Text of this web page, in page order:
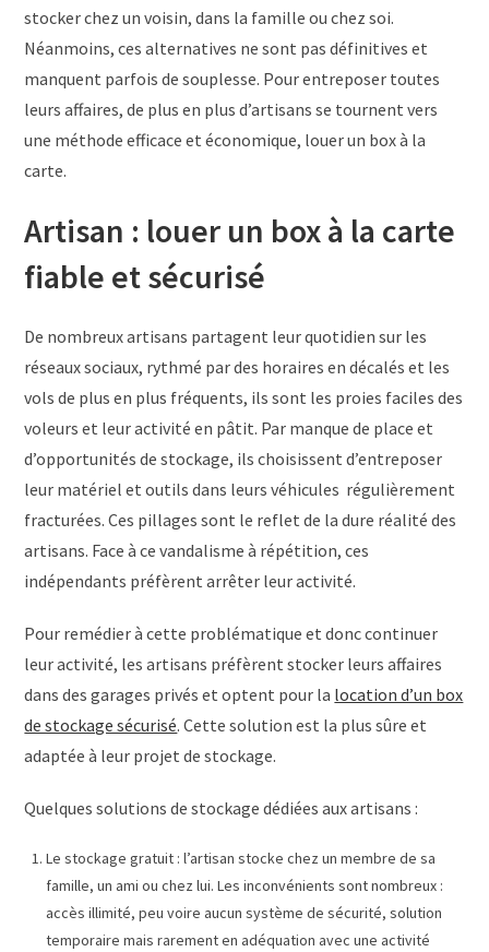
stocker chez un voisin, dans la famille ou chez soi.
Néanmoins, ces alternatives ne sont pas définitives et
manquent parfois de souplesse. Pour entreposer toutes
leurs affaires, de plus en plus d’artisans se tournent vers
une méthode efficace et économique, louer un box à la
carte.
Artisan : louer un box à la carte
fiable et sécurisé
De nombreux artisans partagent leur quotidien sur les
réseaux sociaux, rythmé par des horaires en décalés et les
vols de plus en plus fréquents, ils sont les proies faciles des
voleurs et leur activité en pâtit. Par manque de place et
d’opportunités de stockage, ils choisissent d’entreposer
leur matériel et outils dans leurs véhicules régulièrement
fracturées. Ces pillages sont le reflet de la dure réalité des
artisans. Face à ce vandalisme à répétition, ces
indépendants préfèrent arrêter leur activité.
Pour remédier à cette problématique et donc continuer
leur activité, les artisans préfèrent stocker leurs affaires
dans des garages privés et optent pour la location d’un box
de stockage sécurisé. Cette solution est la plus sûre et
adaptée à leur projet de stockage.
Quelques solutions de stockage dédiées aux artisans :
Le stockage gratuit : l’artisan stocke chez un membre de sa
famille, un ami ou chez lui. Les inconvénients sont nombreux :
accès illimité, peu voire aucun système de sécurité, solution
temporaire mais rarement en adéquation avec une activité